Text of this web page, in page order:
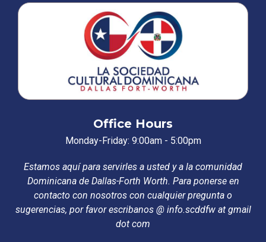
Office Hours
Monday-Friday: 9:00am - 5:00pm
Estamos aquí para servirles a usted y a la comunidad
Dominicana de Dallas-Forth Worth. Para ponerse en
contacto con nosotros con cualquier pregunta o
sugerencias, por favor escribanos @ info.scddfw at gmail
dot com